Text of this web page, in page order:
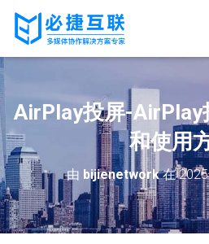
AirPlay投屏-AirPlay
和使用
由 bijienetwork在